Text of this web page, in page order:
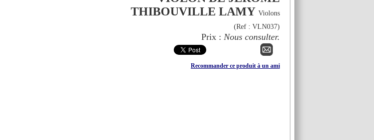
THIBOUVILLE LAMY Violons
(Ref : VLN037)
Prix : Nous consulter.
Recommander ce produit à un ami